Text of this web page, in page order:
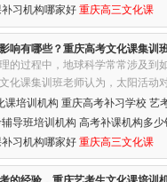
补习机构哪家好重庆高三文化课
响有哪些？重庆高考文化课集训
的过程中，地球科学常常涉及到
化课集训班老师认为，太阳活动
科生还是艺术生，都是一个重要
课培训机构 重庆高考补习学校 艺
导班培训机构 高考补课机构多
补习机构哪家好重庆高三文化课